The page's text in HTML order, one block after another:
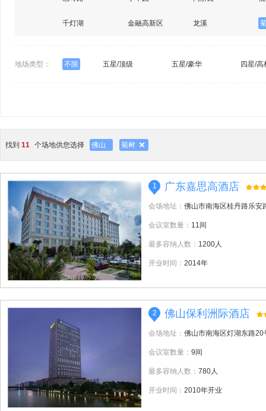
千灯湖 金融高新区 龙溪
地场类型： 不限 五星/顶级 五星/豪华 四星/高
找到 11 个场地供您选择 佛山 菊树
1 广东嘉思高酒店
会场地址： 佛山市南海区桂丹路乐安
会议室数量： 11间
最多容纳人数： 1200人
开业时间： 2014年
2 佛山保利洲际酒店
会场地址： 佛山市南海区灯湖东路20
会议室数量： 9间
最多容纳人数： 780人
开业时间： 2010年开业